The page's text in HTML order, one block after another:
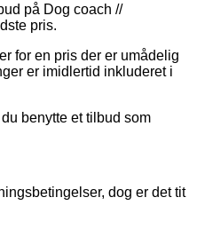
på Dog coach //
pris.
for en pris der er umådelig
er imidlertid inkluderet i
benytte et tilbud som
dog er det tit